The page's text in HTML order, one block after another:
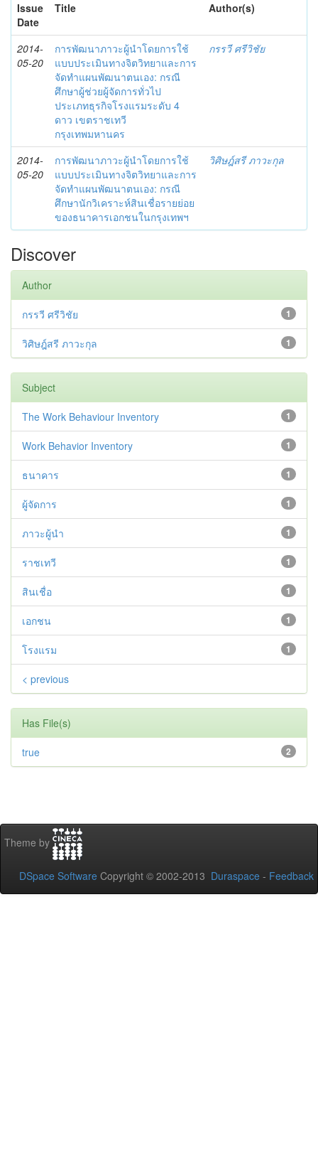
Issue
Date
Title Author(s)
2014-
05-20
การพัฒนาภาวะผู้นำโดยการใช้
แบบประเมินทางจิตวิทยาและการ
จัดทำแผนพัฒนาตนเอง: กรณี
ศึกษาผู้ช่วยผู้จัดการทั่วไป
ประเภทธุรกิจโรงแรมระดับ 4
ดาว เขตราชเทวี
กรุงเทพมหานคร
กรรวี ศรีวิชัย
2014-
05-20
การพัฒนาภาวะผู้นำโดยการใช้
แบบประเมินทางจิตวิทยาและการ
จัดทำแผนพัฒนาตนเอง: กรณี
ศึกษานักวิเคราะห์สินเชื่อรายย่อย
ของธนาคารเอกชนในกรุงเทพฯ
วิศิษฎ์สรี ภาวะกุล
Discover
Author
1
กรรวี ศรีวิชัย
1
วิศิษฎ์สรี ภาวะกุล
Subject
1
The Work Behaviour Inventory
1
Work Behavior Inventory
1
ธนาคาร
1
ผู้จัดการ
1
ภาวะผู้นำ
1
ราชเทวี
1
สินเชื่อ
1
เอกชน
1
โรงแรม
< previous
Has File(s)
2
true
Theme by
DSpace Software Copyright © 2002-2013 Duraspace - Feedback